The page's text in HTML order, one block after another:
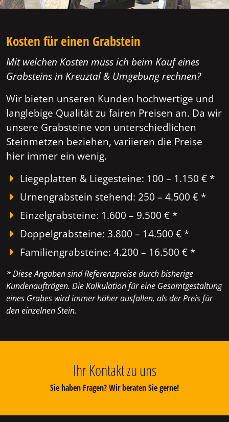
Kosten für einen Grabstein
Mit welchen Kosten muss ich beim Kauf eines
Grabsteins in Kreuztal & Umgebung rechnen?
Wir bieten unseren Kunden hochwertige und
langlebige Qualität zu fairen Preisen an. Da wir
unsere Grabsteine von unterschiedlichen
Steinmetzen beziehen, variieren die Preise
hier immer ein wenig.
Liegeplatten & Liegesteine: 100 – 1.150 € *
Urnengrabstein stehend: 250 – 4.500 € *
Einzelgrabsteine: 1.600 – 9.500 € *
Doppelgrabsteine: 3.800 – 14.500 € *
Familiengrabsteine: 4.200 – 16.500 € *
* Diese Angaben sind Referenzpreise durch bisherige
Kundenaufträgen. Die Kalkulation für eine Gesamtgestaltung
eines Grabes wird immer höher ausfallen, als der Preis für
den einzelnen Stein.
Ihr Kontakt zu uns
Sie haben Fragen? Wir beraten Sie gerne!